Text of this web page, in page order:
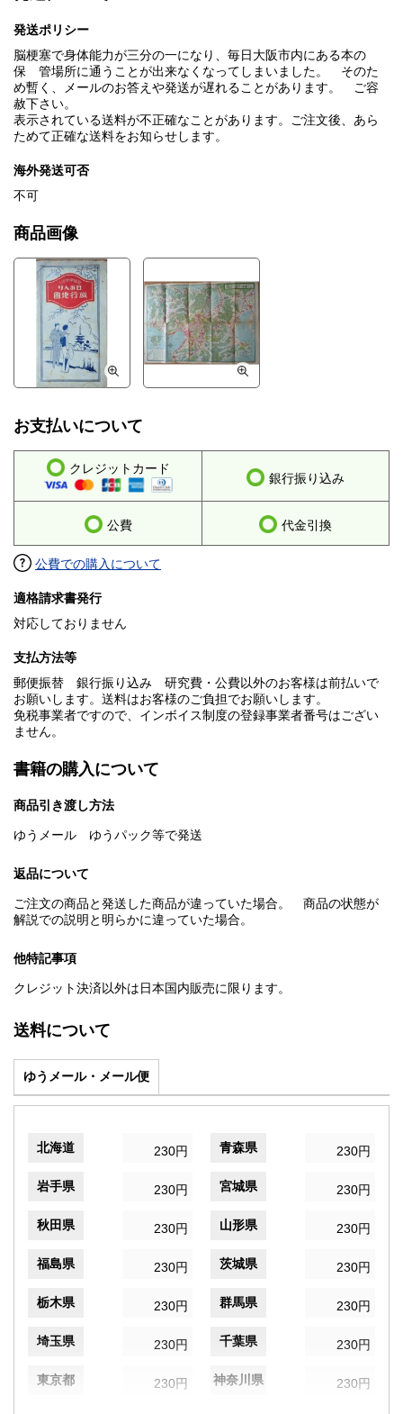
発送ポリシー
脳梗塞で身体能力が三分の一になり、毎日大阪市内にある本の
保 管場所に通うことが出来なくなってしまいました。 そのた
め暫く、メールのお答えや発送が遅れることがあります。 ご容
赦下さい。
表示されている送料が不正確なことがあります。ご注文後、あら
ためて正確な送料をお知らせします。
海外発送可否
不可
商品画像
お支払いについて
クレジットカード
銀行振り込み
公費 代金引換
公費での購入について
適格請求書発行
対応しておりません
支払方法等
郵便振替 銀行振り込み 研究費・公費以外のお客様は前払いで
お願いします。送料はお客様のご負担でお願いします。
免税事業者ですので、インボイス制度の登録事業者番号はござい
ません。
書籍の購入について
商品引き渡し方法
ゆうメール ゆうパック等で発送
返品について
ご注文の商品と発送した商品が違っていた場合。 商品の状態が
解説での説明と明らかに違っていた場合。
他特記事項
クレジット決済以外は日本国内販売に限ります。
送料について
ゆうメール・メール便
北海道 230円 青森県 230円
岩手県 230円 宮城県 230円
秋田県 230円 山形県 230円
福島県 230円 茨城県 230円
栃木県 230円 群馬県 230円
埼玉県 230円 千葉県 230円
東京都 230円 神奈川県 230円